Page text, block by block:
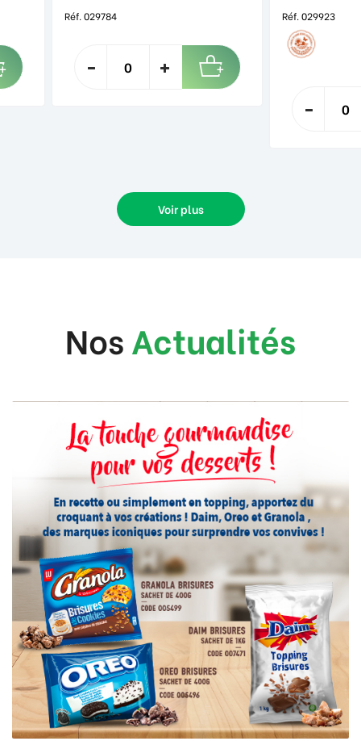
Réf. 029784 Réf. 029923
Voir plus
NosActualités